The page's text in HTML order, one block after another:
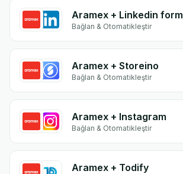
Aramex + Linkedin form
Bağlan & Otomatikleştir
Aramex + Storeino
Bağlan & Otomatikleştir
Aramex + Instagram
Bağlan & Otomatikleştir
Aramex + Todify